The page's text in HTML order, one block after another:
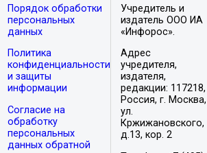
Порядок обработки
персональных
данных
Политика
конфиденциальности
и защиты
информации
Согласие на
обработку
персональных
данных обратной
Учредитель и
издатель ООО ИА
«Инфорос».
Адрес
учредителя,
издателя,
редакции: 117218,
Россия, г. Москва,
ул.
Кржижановского,
д.13, кор. 2